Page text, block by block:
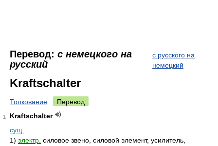
Перевод: с немецкого на
русский
с русского на
немецкий
Kraftschalter
Толкование Перевод
1
Kraftschalter
сущ.
1) электр. силовое звено, силовой элемент, усилитель,